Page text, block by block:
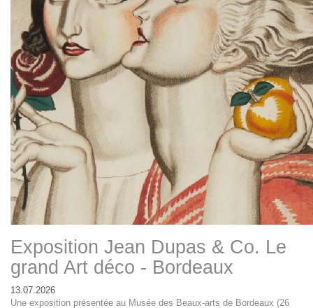
Exposition Jean Dupas & Co. Le
grand Art déco - Bordeaux
13.07.2026
Une exposition présentée au Musée des Beaux-arts de Bordeaux (26